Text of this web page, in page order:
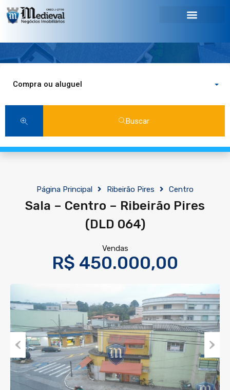
Compra ou aluguel
Buscar
Página Principal Ribeirão Pires Centro
Sala – Centro – Ribeirão Pires
(DLD 064)
Vendas
R$ 450.000,00
Previous Next